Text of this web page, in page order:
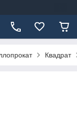
Квадрат